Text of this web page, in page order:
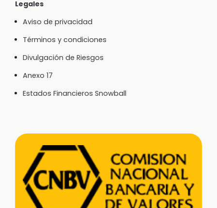
Legales
Aviso de privacidad
Términos y condiciones
Divulgación de Riesgos
Anexo 17
Estados Financieros Snowball